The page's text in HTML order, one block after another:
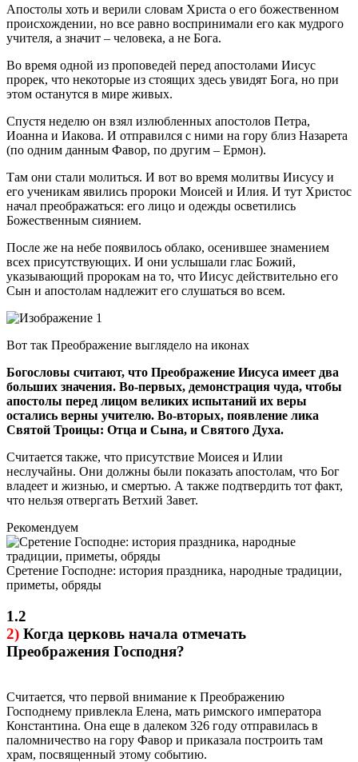
Апостолы хоть и верили словам Христа о его божественном
происхождении, но все равно воспринимали его как мудрого
учителя, а значит – человека, а не Бога.
Во время одной из проповедей перед апостолами Иисус
прорек, что некоторые из стоящих здесь увидят Бога, но при
этом останутся в мире живых.
Спустя неделю он взял излюбленных апостолов Петра,
Иоанна и Иакова. И отправился с ними на гору близ Назарета
(по одним данным Фавор, по другим – Ермон).
Там они стали молиться. И вот во время молитвы Иисусу и
его ученикам явились пророки Моисей и Илия. И тут Христос
начал преображаться: его лицо и одежды осветились
Божественным сиянием.
После же на небе появилось облако, осенившее знамением
всех присутствующих. И они услышали глас Божий,
указывающий пророкам на то, что Иисус действительно его
Сын и апостолам надлежит его слушаться во всем.
Вот так Преображение выглядело на иконах
Богословы считают, что Преображение Иисуса имеет два
больших значения. Во-первых, демонстрация чуда, чтобы
апостолы перед лицом великих испытаний их веры
остались верны учителю. Во-вторых, появление лика
Святой Троицы: Отца и Сына, и Святого Духа.
Считается также, что присутствие Моисея и Илии
неслучайны. Они должны были показать апостолам, что Бог
владеет и жизнью, и смертью. А также подтвердить тот факт,
что нельзя отвергать Ветхий Завет.
Рекомендуем
Сретение Господне: история праздника, народные традиции,
приметы, обряды
1.2
2) Когда церковь начала отмечать
Преображения Господня?
Считается, что первой внимание к Преображению
Господнему привлекла Елена, мать римского императора
Константина. Она еще в далеком 326 году отправилась в
паломничество на гору Фавор и приказала построить там
храм, посвященный этому событию.